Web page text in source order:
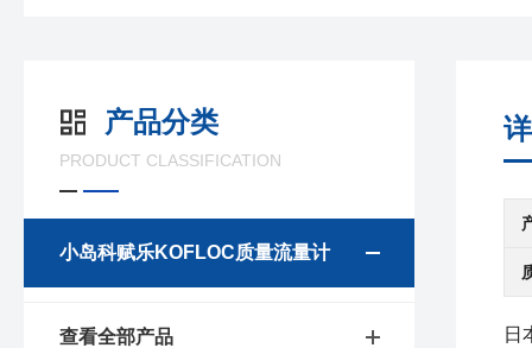
产品分类
PRODUCT CLASSIFICATION
小岛科赋乐KOFLOC质量流量计
查看全部产品
日